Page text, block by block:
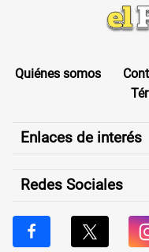
Quiénes somos
Enlaces de interés
Redes Sociales